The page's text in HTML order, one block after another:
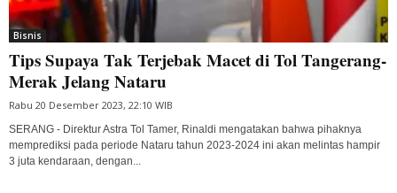
Bisnis
Tips Supaya Tak Terjebak Macet di Tol Tangerang-
Merak Jelang Nataru
Rabu 20 Desember 2023, 22:10 WIB
SERANG - Direktur Astra Tol Tamer, Rinaldi mengatakan bahwa pihaknya
memprediksi pada periode Nataru tahun 2023-2024 ini akan melintas hampir
3 juta kendaraan, dengan...